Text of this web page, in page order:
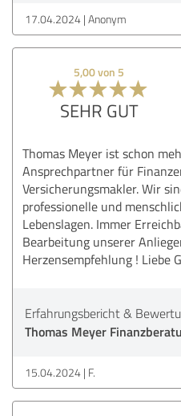
17.04.2024 Anonym
5,00 von 5
SEHR GUT
Thomas Meyer ist schon
Ansprechpartner für
Versicherungsmakler. Wir
professionelle und
Lebenslagen. Immer
Bearbeitung unserer
Herzensempfehlung ! Liebe
Erfahrungsbericht &
Thomas Meyer
15.04.2024 F.